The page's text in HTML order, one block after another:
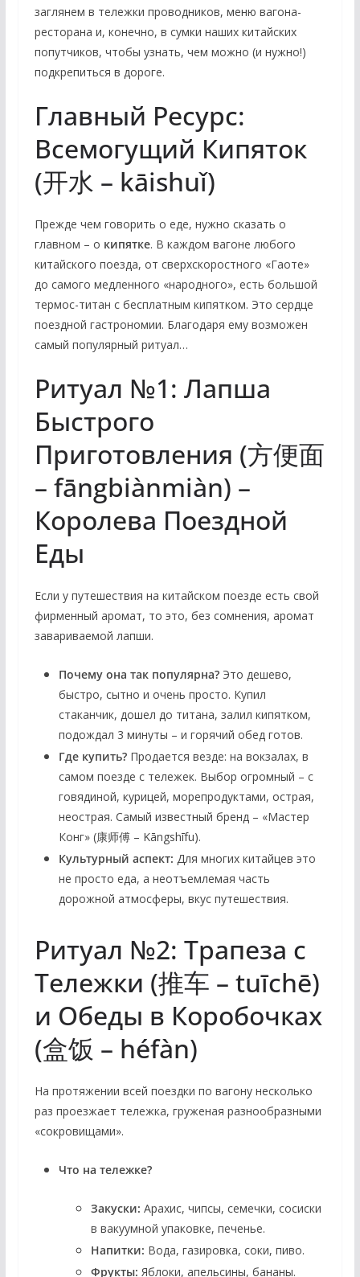
заглянем в тележки проводников, меню вагона-
ресторана и, конечно, в сумки наших китайских
попутчиков, чтобы узнать, чем можно (и нужно!)
подкрепиться в дороге.
Главный Ресурс:
Всемогущий Кипяток
(开水 – kāishuǐ)
Прежде чем говорить о еде, нужно сказать о
главном – о кипятке. В каждом вагоне любого
китайского поезда, от сверхскоростного «Гаоте»
до самого медленного «народного», есть большой
термос-титан с бесплатным кипятком. Это сердце
поездной гастрономии. Благодаря ему возможен
самый популярный ритуал…
Ритуал №1: Лапша
Быстрого
Приготовления (方便面
– fāngbiànmiàn) –
Королева Поездной
Еды
Если у путешествия на китайском поезде есть свой
фирменный аромат, то это, без сомнения, аромат
завариваемой лапши.
Почему она так популярна?Это дешево,
быстро, сытно и очень просто. Купил
стаканчик, дошел до титана, залил кипятком,
подождал 3 минуты – и горячий обед готов.
Где купить?Продается везде: на вокзалах, в
самом поезде с тележек. Выбор огромный – с
говядиной, курицей, морепродуктами, острая,
неострая. Самый известный бренд – «Мастер
Конг» (康师傅 – Kāngshīfu).
Культурный аспект: Для многих китайцев это
не просто еда, а неотъемлемая часть
дорожной атмосферы, вкус путешествия.
Ритуал №2: Трапеза с
Тележки (推车 – tuīchē)
и Обеды в Коробочках
(盒饭 – héfàn)
На протяжении всей поездки по вагону несколько
раз проезжает тележка, груженая разнообразными
«сокровищами».
Что на тележке?
Закуски: Арахис, чипсы, семечки, сосиски
в вакуумной упаковке, печенье.
Напитки: Вода, газировка, соки, пиво.
Фрукты: Яблоки, апельсины, бананы.